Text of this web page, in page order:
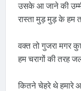
उसके आ जाने की
रास्ता मुड़ मुड़ के हम
वक्त तो गुजरा मगर
हम चरागों की तरह
कितने चेहरे थे हमारे